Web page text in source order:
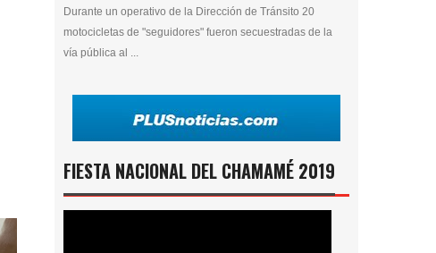
Durante un operativo de la Dirección de Tránsito 20
motocicletas de "seguidores" fueron secuestradas de la
vía pública al ...
FIESTA NACIONAL DEL CHAMAMÉ 2019